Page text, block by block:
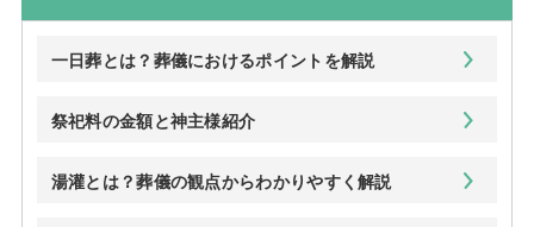
一日葬とは？葬儀におけるポイントを解説
祭祀料の金額と神主様紹介
湯灌とは？葬儀の観点からわかりやすく解説